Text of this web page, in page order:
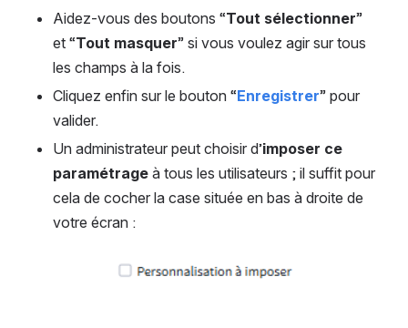
Aidez-vous des boutons “Tout sélectionner”
et “Tout masquer” si vous voulez agir sur tous
les champs à la fois.
Cliquez enfin sur le bouton “Enregistrer” pour
valider.
Un administrateur peut choisir d’imposer ce
paramétrage à tous les utilisateurs ; il suffit pour
cela de cocher la case située en bas à droite de
votre écran :
Open